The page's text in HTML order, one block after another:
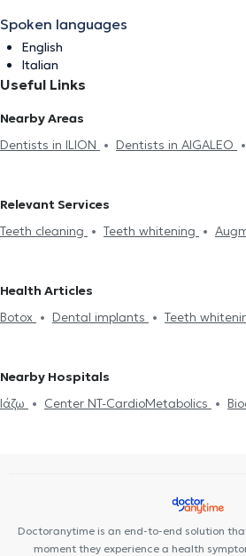
Spoken languages
English
Italian
Useful Links
Nearby Areas
Dentists in ILION
Dentists in AIGALEO
Dentists in KOLONOS
NEA CHALKIDONA
Dentists in
NIKAIA
Relevant Services
Teeth cleaning
Teeth whitening
Abscess
Xerostomia
Fillers
Dental bonding Porcelain
Health Articles
Botox
Dental implants Teeth
Nearby Hospitals
Ιάζω
Center NT-CardioMetabolics
Doctoranytime is an end-to-end solution
moment they experience a health